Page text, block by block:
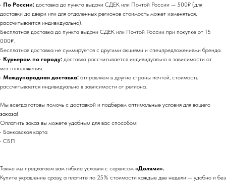
• По России: доставка до пункта выдачи СДЕК или Почтой России — 500₽ (для
доставки до двери или для отдаленных регионов стоимость может изменяться,
рассчитывается индивидуально).
Бесплатная доставка до пункта выдачи СДЕК или Почтой России при покупке от 15
000₽.
Бесплатная доставка не суммируется с другими акциями и спецпредложениями бренда.
• Курьером по городу: доставка рассчитывается индивидуально в зависимости от
местоположения.
• Международная доставка: отправляем в другие страны почтой, стоимость
рассчитывается индивидуально в зависимости от региона.
Мы всегда готовы помочь с доставкой и подберем оптимальные условия для вашего
заказа!
Оплатить заказ вы можете удобным для вас способом:
• Банковская карта
• СБП
Также мы предлагаем вам гибкие условия с сервисом «Долями».
Купите украшение сразу, а платите по 25% стоимости каждые две недели — удобно и без